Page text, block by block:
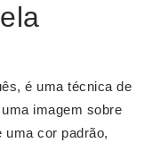
é uma técnica de
imagem sobre
uma cor padrão,